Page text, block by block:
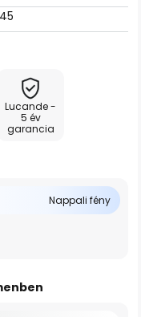
Lucande -
5 év
garancia
Nappali fény